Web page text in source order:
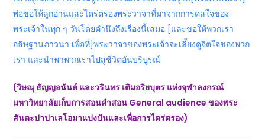
พ่อขอให้ลูกอ่านและไตร่ตรองพระวาจาที่มาจากการดลใจของ
พระเจ้าในทุก ๆ วันโดยคำนึงถึงเรื่องนี้เสมอ [และขอให้พวกเรา
อธิษฐานภาวนา เพื่อที่]พระวาจาของพระเจ้าจะเลี้ยงดูจิตใจของพวก
เรา และนำพาพวกเราไปสู่ชีวิตอันบริบูรณ์
(วิษณุ ธัญญอนันต์ และวรินทร เติมอริยบุตร แห่งจุฬาลงกรณ์
มหาวิทยาลัยเก็บการสอนคำสอน General audience ของพระ
สันตะปาปาเลโอมาแบ่งปันและเพื่อการไตร่ตรอง)